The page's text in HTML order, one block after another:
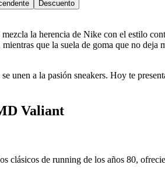
Descuento
mezcla la herencia de Nike con el estilo
que la suela de goma que no
unen a la pasión sneakers. Hoy te
Valiant
clásicos de running de los años 80,